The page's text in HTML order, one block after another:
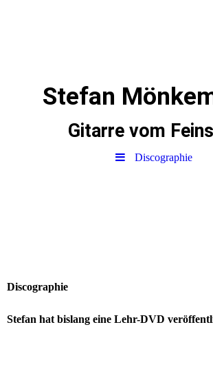
Stefan
Gitarre vom
Discographie
Discographie
Stefan hat bislang eine Lehr-DVD